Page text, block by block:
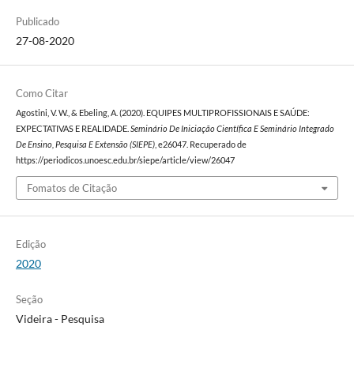
Publicado
27-08-2020
Como Citar
Agostini, V. W., & Ebeling, A. (2020). EQUIPES MULTIPROFISSIONAIS E SAÚDE:
EXPECTATIVAS E REALIDADE. Seminário De Iniciação Científica E Seminário Integrado
De Ensino, Pesquisa E Extensão (SIEPE), e26047. Recuperado de
https://periodicos.unoesc.edu.br/siepe/article/view/26047
Fomatos de Citação
Edição
2020
Seção
Videira - Pesquisa